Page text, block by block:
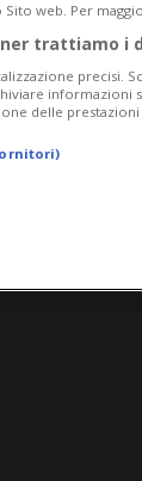
web. Per
trattiamo i
precisi.
informazioni
delle